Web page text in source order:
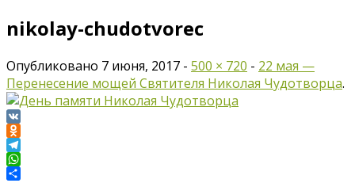
nikolay-chudotvorec
Опубликовано 7 июня, 2017 - 500 × 720 - 22 мая —
Перенесение мощей Святителя Николая Чудотворца.
VK
Odnoklassniki
Telegram
WhatsApp